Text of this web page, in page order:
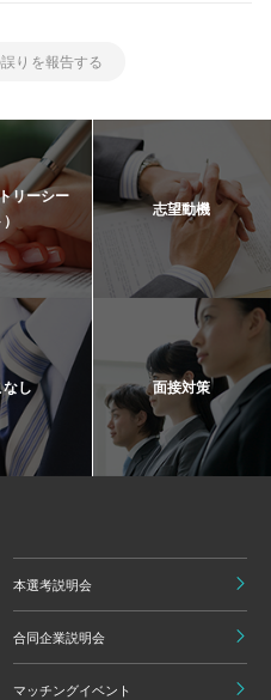
りを報告する
リーシー
志望動機
なし 面接対策
本選考説明会
合同企業説明会
マッチングイベント